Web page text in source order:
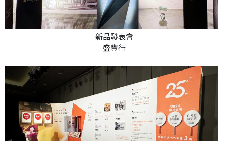
新品發表會
盛豐行